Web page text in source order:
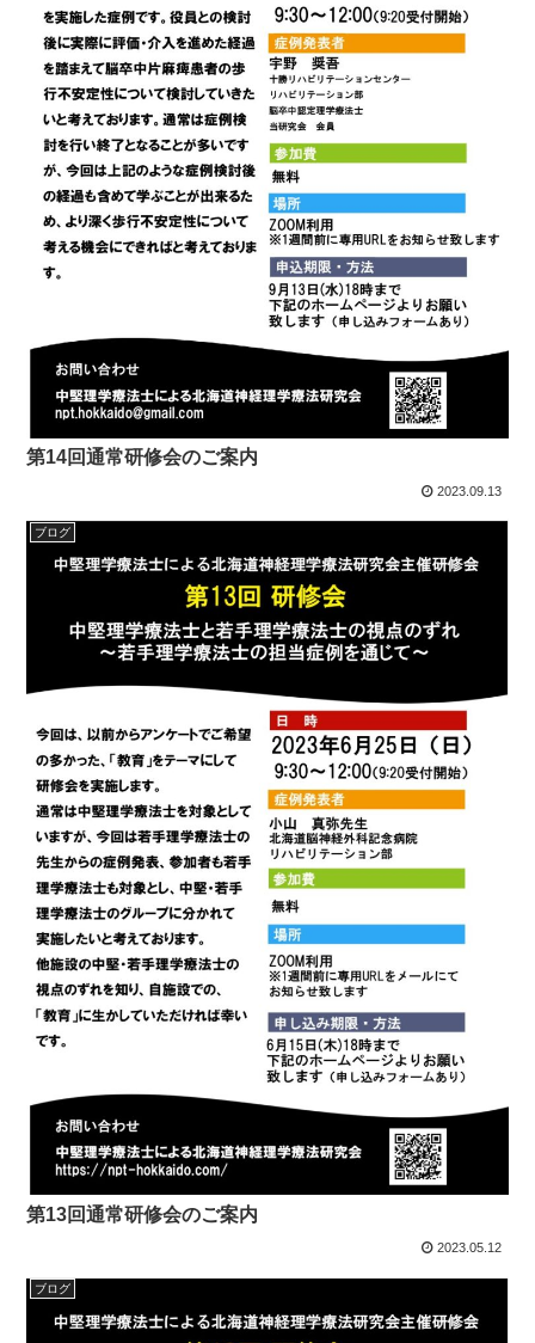
第14回通常研修会のご案内
2023.09.13
ブログ
第13回通常研修会のご案内
2023.05.12
ブログ